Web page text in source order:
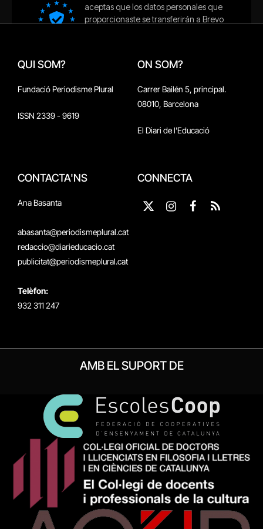
QUI SOM?
Fundació Periodisme Plural
ISSN 2339 - 9619
ON SOM?
Carrer Bailén 5, principal.
08010, Barcelona
El Diari de l'Educació
CONTACTA'NS
Ana Basanta
abasanta@periodismeplural.cat
redaccio@diarieducacio.cat
publicitat@periodismeplural.cat
Telèfon:
932 311 247
CONNECTA
X
Instagram
Facebook
RSS
AMB EL SUPORT DE